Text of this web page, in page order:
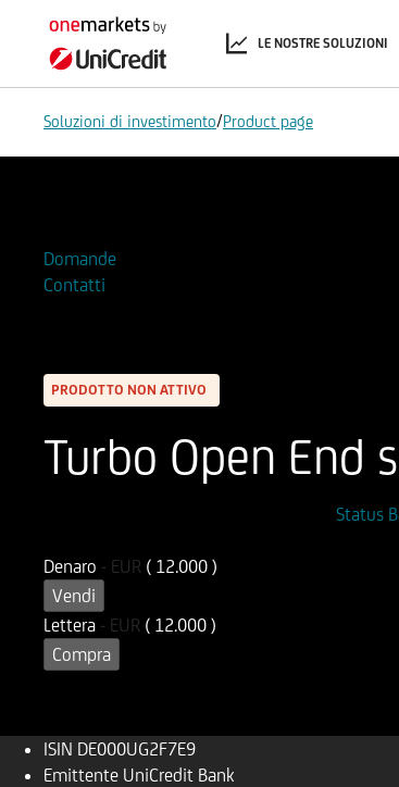
LE NOSTRE SOLUZIONI
Soluzioni di investimento/Product page
Domande
Contatti
PRODOTTO NON ATTIVO
Turbo Open End
Status
Denaro - EUR ( 12.000 )
Vendi
Lettera - EUR ( 12.000 )
Compra
ISIN DE000UG2F7E9
Emittente UniCredit Bank